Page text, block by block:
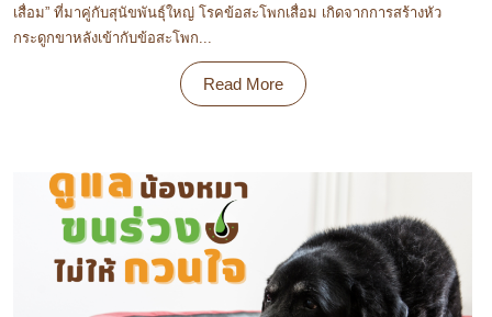
เสื่อม” ที่มาคู่กับสุนัขพันธุ์ใหญ่ โรคข้อสะโพกเสื่อม เกิดจากการสร้างหัว
กระดูกขาหลังเข้ากับข้อสะโพก...
Read More